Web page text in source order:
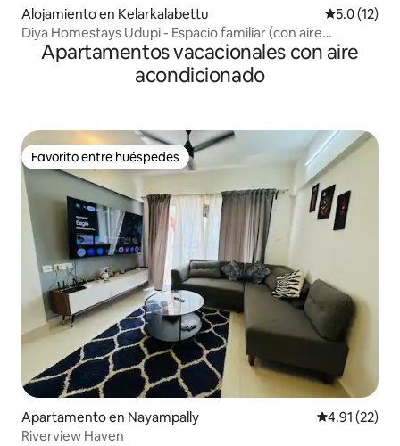
Alojamiento en Kelarkalabettu Calificación
5.0 (12)
Diya Homestays Udupi - Espacio familiar (con aire
acondicionado)
Apartamentos vacacionales con aire
acondicionado
Favorito entre huéspedes
Favorito entre huéspedes
Apartamento en Nayampally Calificación
4.91 (22)
Riverview Haven